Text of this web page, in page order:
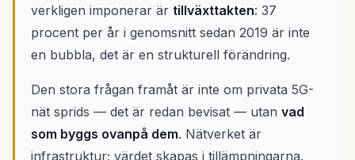
verkligen imponerar är tillväxttakten: 37
procent per år i genomsnitt sedan 2019 är inte
en bubbla, det är en strukturell förändring.
Den stora frågan framåt är inte om privata 5G-
nät sprids — det är redan bevisat — utan vad
som byggs ovanpå dem. Nätverket är
infrastruktur; värdet skapas i tillämpningarna.